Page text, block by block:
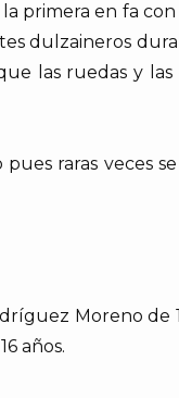
la primera en fa
dulzaineros
las ruedas y las
raras veces
Moreno de
años.